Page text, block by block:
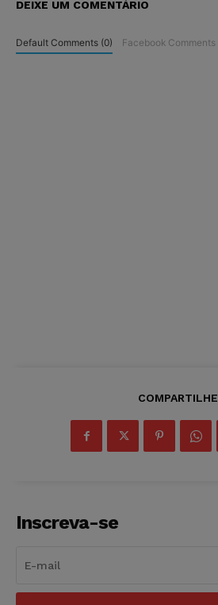
DEIXE UM COMENTÁRIO
Default Comments (0) Facebook Comments
COMPARTILHE
Inscreva-se